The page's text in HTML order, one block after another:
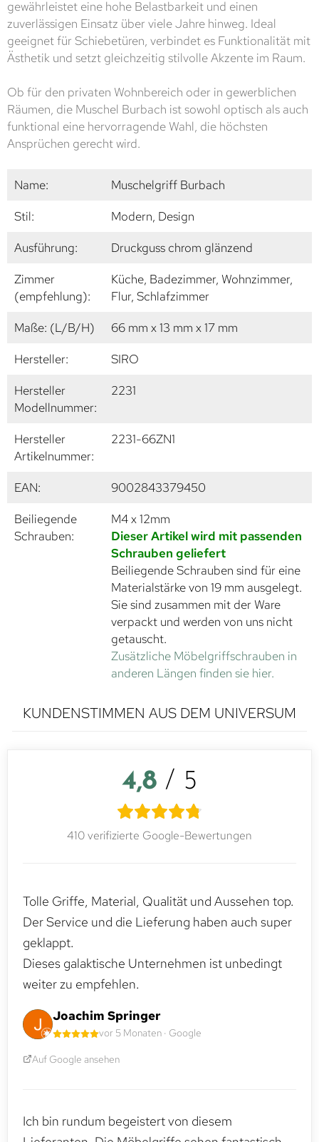
gewährleistet eine hohe Belastbarkeit und einen
zuverlässigen Einsatz über viele Jahre hinweg. Ideal
geeignet für Schiebetüren, verbindet es Funktionalität mit
Ästhetik und setzt gleichzeitig stilvolle Akzente im Raum.
Ob für den privaten Wohnbereich oder in gewerblichen
Räumen, die Muschel Burbach ist sowohl optisch als auch
funktional eine hervorragende Wahl, die höchsten
Ansprüchen gerecht wird.
Name:
Muschelgriff Burbach
Stil:
Modern, Design
Ausführung:
Druckguss chrom glänzend
Zimmer
(empfehlung):
Küche, Badezimmer, Wohnzimmer,
Flur, Schlafzimmer
Maße: (L/B/H)
66 mm x 13 mm x 17 mm
Hersteller:
SIRO
Hersteller
Modellnummer:
2231
Hersteller
Artikelnummer:
2231-66ZN1
EAN:
9002843379450
Beiliegende
Schrauben:
M4 x 12mm
Dieser Artikel wird mit passenden
Schrauben geliefert
Beiliegende Schrauben sind für eine
Materialstärke von 19 mm ausgelegt.
Sie sind zusammen mit der Ware
verpackt und werden von uns nicht
getauscht.
Zusätzliche Möbelgriffschrauben in
anderen Längen finden sie hier.
KUNDENSTIMMEN AUS DEM UNIVERSUM
4,8 / 5
410 verifizierte Google-Bewertungen
Tolle Griffe, Material, Qualität und Aussehen top.
Der Service und die Lieferung haben auch super
geklappt.
Dieses galaktische Unternehmen ist unbedingt
weiter zu empfehlen.
Joachim Springer
vor 5 Monaten · Google
Auf Google ansehen
Ich bin rundum begeistert von diesem